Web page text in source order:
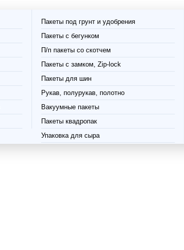
Пакеты под грунт и удобрения
Пакеты с бегунком
П/п пакеты со скотчем
Пакеты с замком, Zip-lock
Пакеты для шин
Рукав, полурукав, полотно
Вакуумные пакеты
Пакеты квадропак
Упаковка для сыра